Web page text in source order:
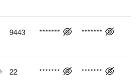
9443 ******* *******
22 ******* *******